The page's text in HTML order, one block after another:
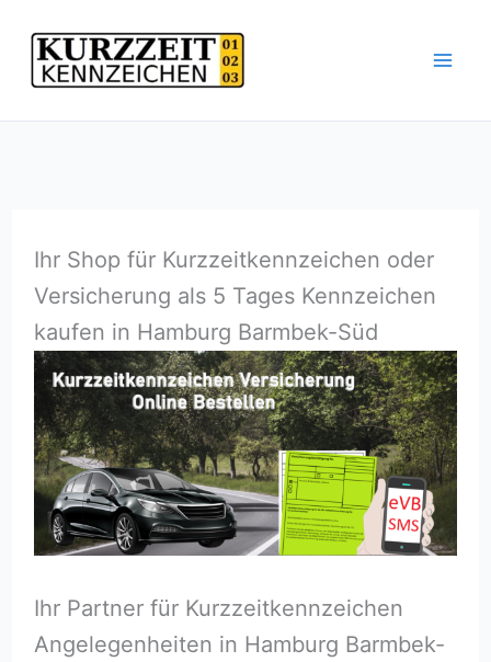
Inhalt
springen
Ihr Shop für Kurzzeitkennzeichen oder
Versicherung als 5 Tages Kennzeichen
kaufen in Hamburg Barmbek-Süd
Ihr Partner für Kurzzeitkennzeichen
Angelegenheiten in Hamburg Barmbek-